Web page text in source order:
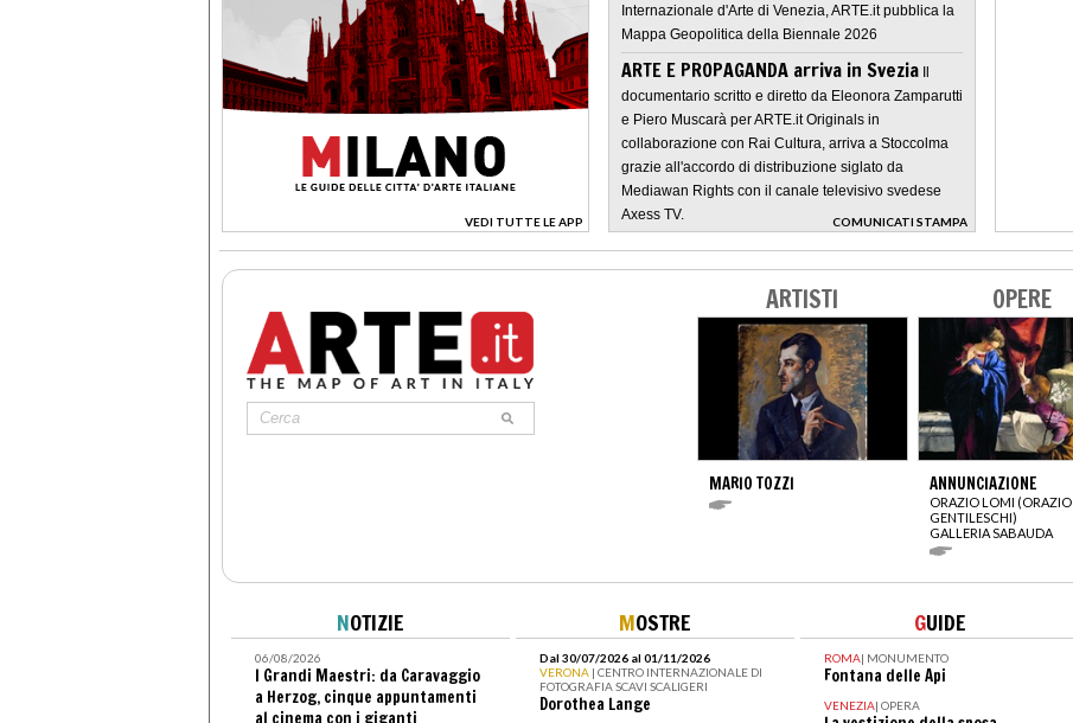
VEDI TUTTE LE APP
>
Internazionale d'Arte di Venezia, ARTE.it pubblica la
Mappa Geopolitica della Biennale 2026
ARTE E PROPAGANDA arriva in Svezia Il
documentario scritto e diretto da Eleonora Zamparutti
e Piero Muscarà per ARTE.it Originals in
collaborazione con Rai Cultura, arriva a Stoccolma
grazie all'accordo di distribuzione siglato da
Mediawan Rights con il canale televisivo svedese
Axess TV.
COMUNICATI STAMPA
>
ARTISTI
MARIO TOZZI
OPERE
ANNUNCIAZIONE
ORAZIO LOMI (ORAZIO
GENTILESCHI)
GALLERIA SABAUDA
NOTIZIE
06/08/2026
I Grandi Maestri: da Caravaggio
a Herzog, cinque appuntamenti
al cinema con i giganti
MOSTRE
Dal 30/07/2026 al 01/11/2026
VERONA | CENTRO INTERNAZIONALE DI
FOTOGRAFIA SCAVI SCALIGERI
Dorothea Lange
GUIDE
ROMA| MONUMENTO
Fontana delle Api
VENEZIA| OPERA